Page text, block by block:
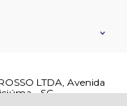
LTDA, Avenida
- SC